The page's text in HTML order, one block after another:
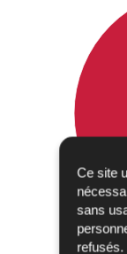
Ce site
sans